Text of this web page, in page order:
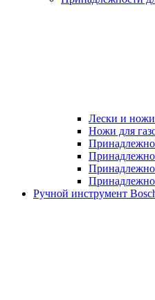
Лески и
Ножи для
Ручной инструмент